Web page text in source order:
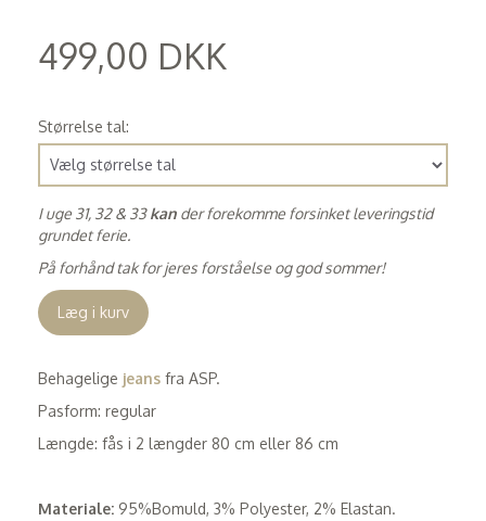
499,00 DKK
Størrelse tal:
I uge 31, 32 & 33kan der forekomme forsinket leveringstid
grundet ferie.
På forhånd tak for jeres forståelse og god sommer!
Læg i kurv
Behagelige jeans fra ASP.
Pasform: regular
Længde: fås i 2 længder 80 cm eller 86 cm
Materiale: 95%Bomuld, 3% Polyester, 2% Elastan.